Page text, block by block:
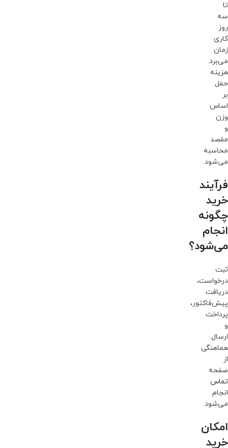
تا
سه
روز
کاری
زمان
می‌برد.
هزینه
حمل
بر
اساس
وزن
و
مقصد
محاسبه
می‌شود.
فرآیند
خرید
چگونه
انجام
می‌شود؟
ثبت
درخواست،
دریافت
پیش‌فاکتور،
پرداخت
و
ارسال.
هماهنگی
از
صفحه
تماس
انجام
می‌شود.
امکان
خرید